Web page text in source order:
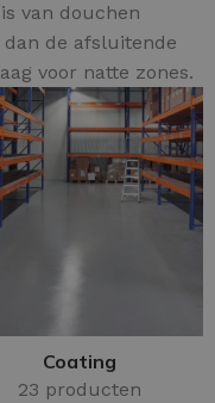
van douchen
de afsluitende
voor natte zones.
Coating
23 producten